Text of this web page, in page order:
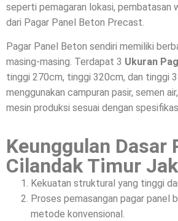
seperti pemagaran lokasi, pembatasan
dari Pagar Panel Beton Precast.
Pagar Panel Beton sendiri memiliki
masing-masing. Terdapat 3 Ukuran
tinggi 270cm, tinggi 320cm, dan tinggi
menggunakan campuran pasir, semen
mesin produksi sesuai dengan
Keunggulan Dasar
Cilandak Timur
Kekuatan struktural yang tinggi
Proses pemasangan pagar
metode konvensional.